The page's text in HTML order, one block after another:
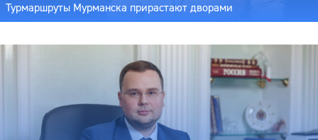
Турмаршруты Мурманска прирастают дворами